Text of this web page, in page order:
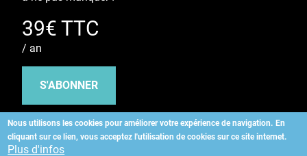
Nous utilisons les cookies pour améliorer votre expérience de navigation. En
cliquant sur ce lien, vous acceptez l'utilisation de cookies sur ce site internet.
Plus d'infos
39€ TTC
/ an
S'ABONNER
Copyright©2026 ALLIEDHEALTH